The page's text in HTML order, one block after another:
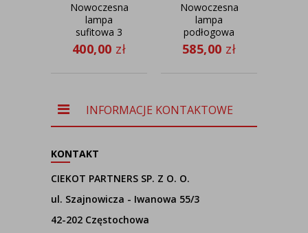
Nowoczesna
lampa
sufitowa 3
punktowa
DAKOTA
400,00 zł
Nowoczesna
lampa
podłogowa
do salonu
BERMUDY
585,00 zł
INFORMACJE KONTAKTOWE
KONTAKT
CIEKOT PARTNERS SP. Z O. O.
ul. Szajnowicza - Iwanowa 55/3
42-202 Częstochowa